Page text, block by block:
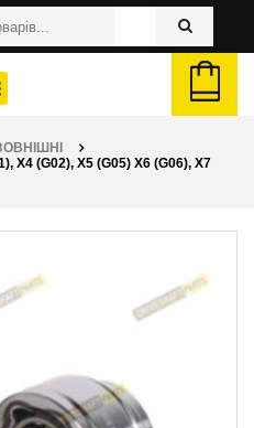
X4 (G02), X5 (G05) X6 (G06), X7